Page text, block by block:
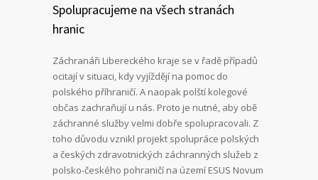
Spolupracujeme na všech stranách
hranic
Záchranáři Libereckého kraje se v řadě případů
ocitají v situaci, kdy vyjíždějí na pomoc do
polského příhraničí. A naopak polští kolegové
občas zachraňují u nás. Proto je nutné, aby obě
záchranné služby velmi dobře spolupracovali. Z
toho důvodu vznikl projekt spolupráce polských
a českých zdravotnických záchranných služeb z
polsko-českého pohraničí na území ESUS Novum